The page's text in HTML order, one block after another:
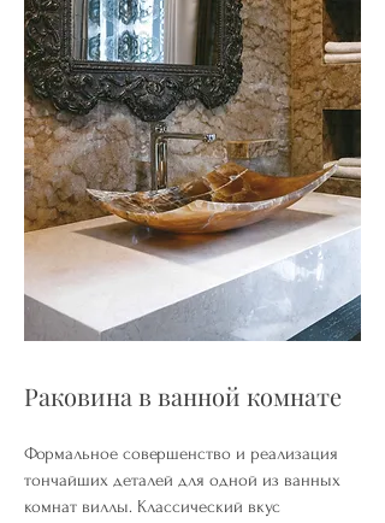
Раковина в ванной комнате
Формальное совершенство и реализация
тончайших деталей для одной из ванных
комнат виллы. Классический вкус